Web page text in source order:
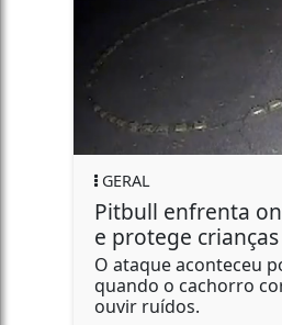
onça dentro de
crianças
por volta das 3h,
cachorro correu até o corredor